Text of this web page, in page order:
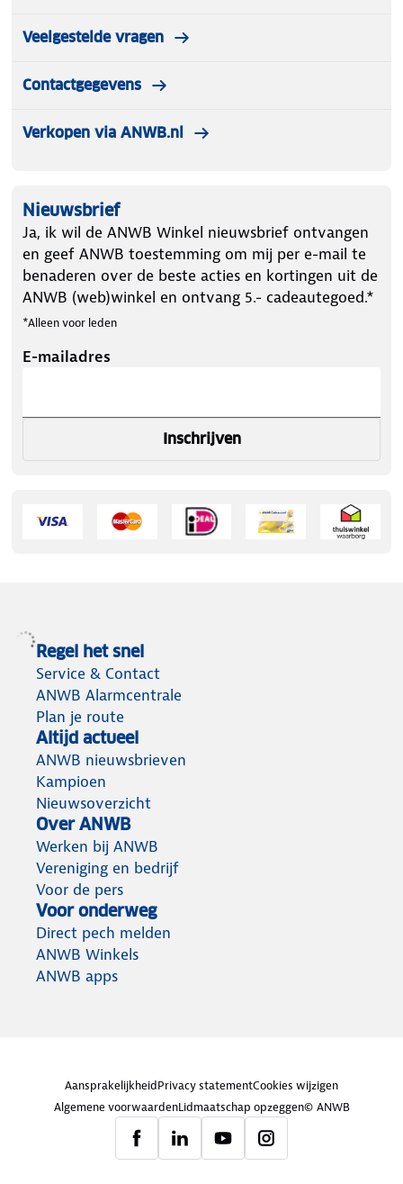
Veelgestelde vragen
Contactgegevens
Verkopen via ANWB.nl
Nieuwsbrief
Ja, ik wil de ANWB Winkel nieuwsbrief ontvangen
en geef ANWB toestemming om mij per e-mail te
benaderen over de beste acties en kortingen uit de
ANWB (web)winkel en ontvang 5.- cadeautegoed.*
*Alleen voor leden
E-mailadres
Inschrijven
Regel het snel
Service & Contact
ANWB Alarmcentrale
Plan je route
Altijd actueel
ANWB nieuwsbrieven
Kampioen
Nieuwsoverzicht
Over ANWB
Werken bij ANWB
Vereniging en bedrijf
Voor de pers
Voor onderweg
Direct pech melden
ANWB Winkels
ANWB apps
AansprakelijkheidPrivacy statementCookies wijzigen
Algemene voorwaardenLidmaatschap opzeggen© ANWB